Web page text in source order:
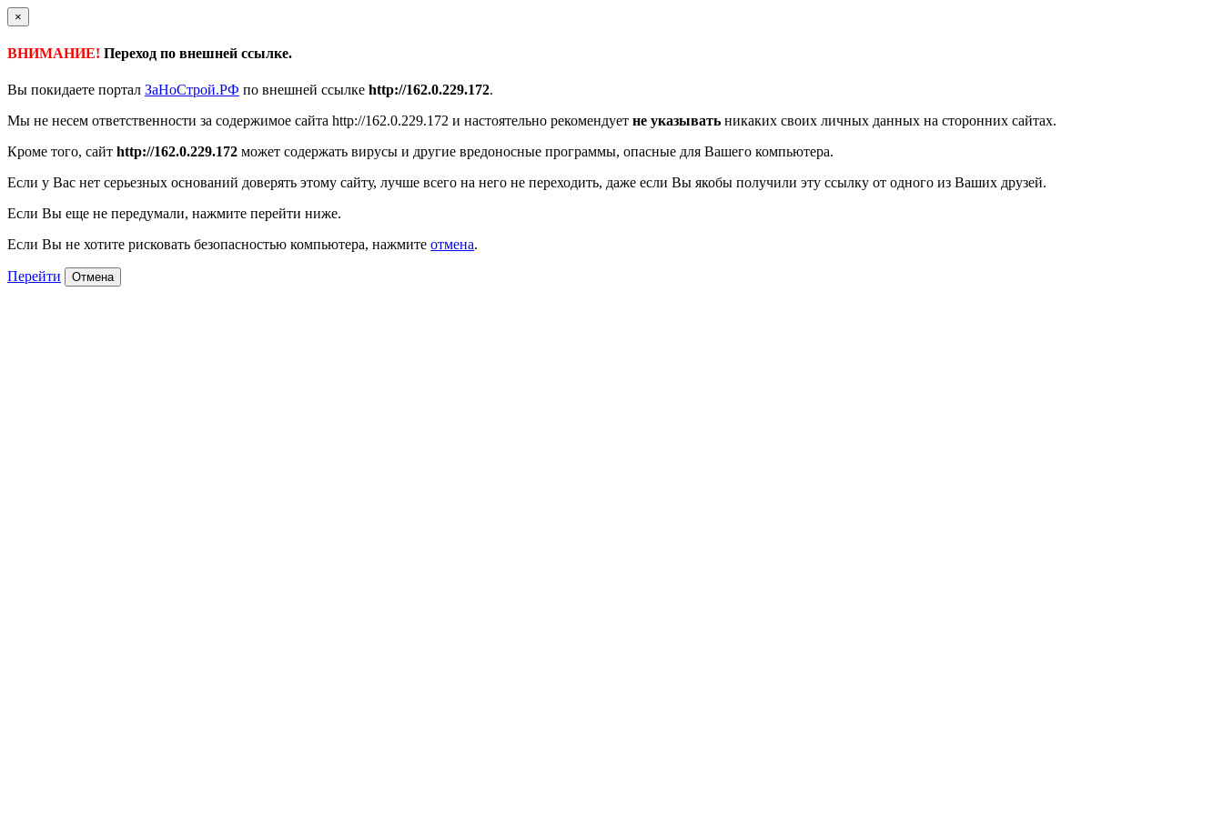
×
ВНИМАНИЕ! Переход по внешней ссылке.
Вы покидаете портал ЗаНоСтрой.РФ по внешней ссылке http://162.0.229.172.
Мы не несем ответственности за содержимое сайта http://162.0.229.172 и настоятельно рекомендует не указывать никаких своих личных данных на сторонних сайтах.
Кроме того, сайт http://162.0.229.172 может содержать вирусы и другие вредоносные программы, опасные для Вашего компьютера.
Если у Вас нет серьезных оснований доверять этому сайту, лучше всего на него не переходить, даже если Вы якобы получили эту ссылку от одного из Ваших друзей.
Если Вы еще не передумали, нажмите перейти ниже.
Если Вы не хотите рисковать безопасностью компьютера, нажмите отмена.
Перейти Отмена